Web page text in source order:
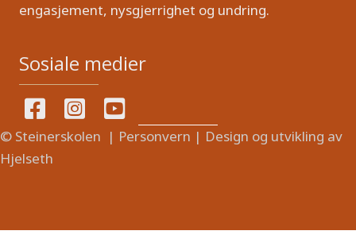
engasjement, nysgjerrighet og undring.
Sosiale medier
© Steinerskolen | Personvern | Design og utvikling av
Hjelseth